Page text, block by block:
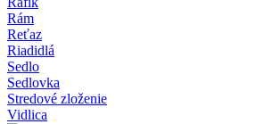
Rám
Reťaz
Riadidlá
Sedlo
Sedlovka
Stredové zloženie
Vidlica